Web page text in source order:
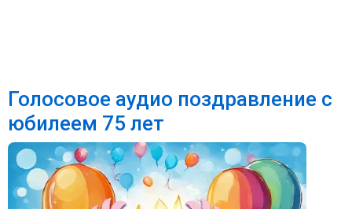
Голосовое аудио поздравление с
юбилеем 75 лет